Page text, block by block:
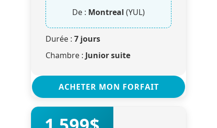
De : Montreal (YUL)
Durée : 7 jours
Chambre : Junior suite
ACHETER MON FORFAIT